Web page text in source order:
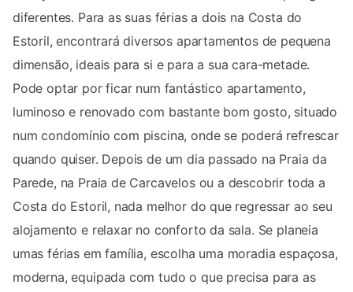
diferentes. Para as suas férias a dois na Costa do
Estoril, encontrará diversos apartamentos de pequena
dimensão, ideais para si e para a sua cara-metade.
Pode optar por ficar num fantástico apartamento,
luminoso e renovado com bastante bom gosto, situado
num condomínio com piscina, onde se poderá refrescar
quando quiser. Depois de um dia passado na Praia da
Parede, na Praia de Carcavelos ou a descobrir toda a
Costa do Estoril, nada melhor do que regressar ao seu
alojamento e relaxar no conforto da sala. Se planeia
umas férias em família, escolha uma moradia espaçosa,
moderna, equipada com tudo o que precisa para as